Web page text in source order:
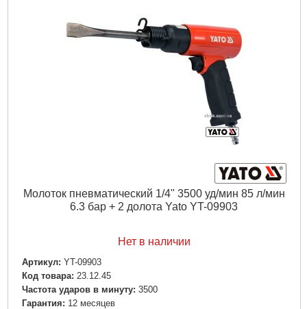
Молоток пневматический 1/4" 3500 уд/мин 85 л/мин
6.3 бар + 2 долота Yato YT-09903
Нет в наличии
Артикул: YT-09903
Код товара: 23.12.45
Частота ударов в минуту: 3500
Гарантия: 12 месяцев